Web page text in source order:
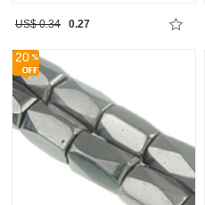
US$ 0.34 0.27
20